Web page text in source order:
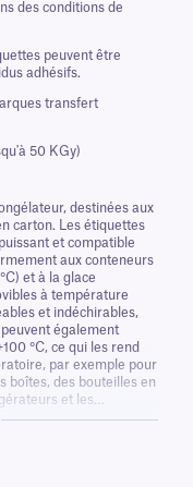
des conditions de
peuvent être
adhésifs.
transfert
50 KGy)
destinées aux
carton. Les étiquettes
et compatible
aux conteneurs
et à la glace
à température
et indéchirables,
également
°C, ce qui les rend
par exemple pour
boîtes, des bouteilles en
et les